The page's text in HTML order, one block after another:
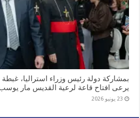
بمشاركة دولة رئيس وزراء استراليا،
يرعى افتاح قاعة لرعية القديس مار
23 يونيو 2026